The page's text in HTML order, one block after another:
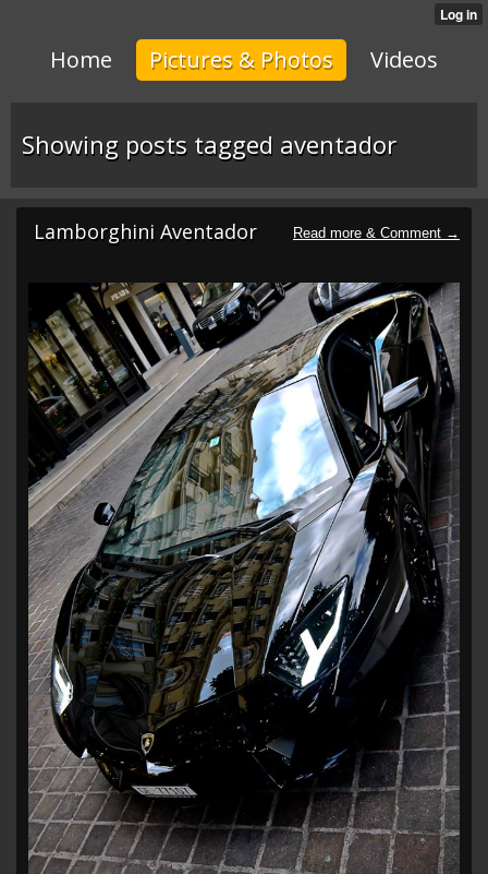
Home Pictures & Photos Videos
Showing posts tagged aventador
Lamborghini Аventador